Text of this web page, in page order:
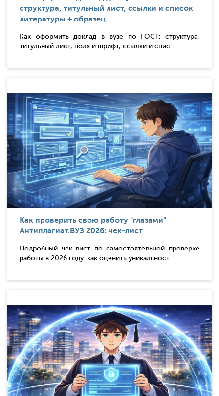
структура, титульный лист, ссылки и список
литературы + образец
Как оформить доклад в вузе по ГОСТ: структура,
титульный лист, поля и шрифт, ссылки и спис ...
Как проверить свою работу "глазами"
Антиплагиат.ВУЗ 2026: чек-лист
Подробный чек-лист по самостоятельной проверке
работы в 2026 году: как оценить уникальност ...